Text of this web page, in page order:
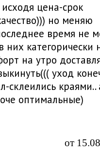
цена-срок
но меняю
время не
них категорически
на утро
уход
склеились краями..
оптимальные)
от